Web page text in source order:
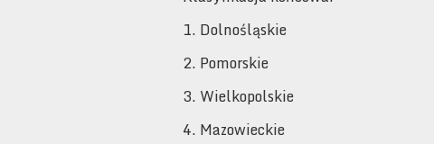
1. Dolnośląskie
2. Pomorskie
3. Wielkopolskie
4. Mazowieckie